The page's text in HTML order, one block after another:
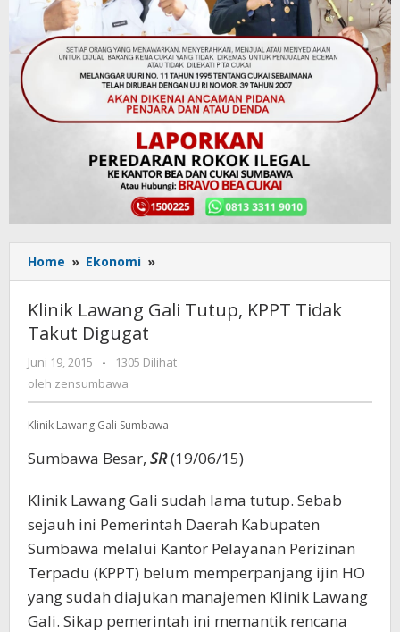
Home » Ekonomi »
Lawang
Gali
Tutup,
Tidak
Klinik Lawang Gali Tutup, KPPT Tidak
Takut Digugat
Juni 19, 2015
oleh
zensumbawa
-
1305 Dilihat
oleh zensumbawa
Klinik Lawang Gali Sumbawa
Sumbawa Besar, SR(19/06/15)
Klinik Lawang Gali sudah lama tutup. Sebab
sejauh ini Pemerintah Daerah Kabupaten
Sumbawa melalui Kantor Pelayanan Perizinan
Terpadu (KPPT) belum memperpanjang ijin HO
yang sudah diajukan manajemen Klinik Lawang
Gali. Sikap pemerintah ini memantik rencana